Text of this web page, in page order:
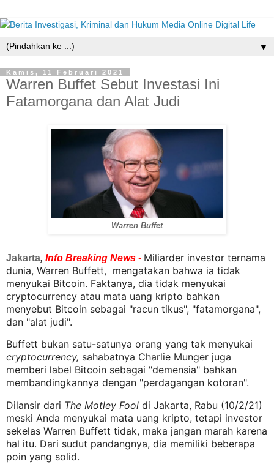
▼
Kamis, 11 Februari 2021
Warren Buffet Sebut Investasi Ini
Fatamorgana dan Alat Judi
Warren Buffet
Jakarta, Info Breaking News - Miliarder investor ternama
dunia, Warren Buffett,  mengatakan bahwa ia tidak
menyukai Bitcoin. Faktanya, dia tidak menyukai
cryptocurrency atau mata uang kripto bahkan
menyebut Bitcoin sebagai "racun tikus", "fatamorgana",
dan "alat judi".
cryptocurrency, sahabatnya Charlie Munger juga
memberi label Bitcoin sebagai "demensia" bahkan
membandingkannya dengan "perdagangan kotoran".
Dilansir dari The Motley Fool di Jakarta, Rabu (10/2/21)
meski Anda menyukai mata uang kripto, tetapi investor
sekelas Warren Buffett tidak, maka jangan marah karena
hal itu. Dari sudut pandangnya, dia memiliki beberapa
poin yang solid.